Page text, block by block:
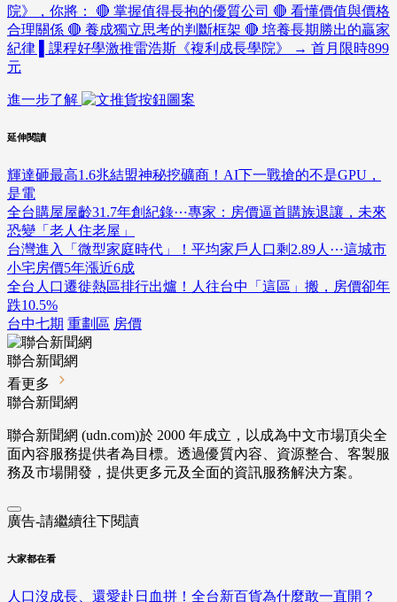
院》，你將： 🔴 掌握值得長抱的優質公司 🔴 看懂價值與價格
合理關係 🔴 養成獨立思考的判斷框架 🔴 培養長期勝出的贏家
紀律 ▌課程好學激推雷浩斯《複利成長學院》 → 首月限時899
元
進一步了解
延伸閱讀
輝達砸最高1.6兆結盟神秘挖礦商！AI下一戰搶的不是GPU，
是電
全台購屋屋齡31.7年創紀錄⋯專家：房價逼首購族退讓，未來
恐變「老人住老屋」
台灣進入「微型家庭時代」！平均家戶人口剩2.89人⋯這城市
小宅房價5年漲近6成
全台人口遷徙熱區排行出爐！人往台中「這區」搬，房價卻年
跌10.5%
台中七期 重劃區 房價
聯合新聞網
看更多
聯合新聞網
聯合新聞網 (udn.com)於 2000 年成立，以成為中文市場頂尖全
面內容服務提供者為目標。透過優質內容、資源整合、客製服
務及市場開發，提供更多元及全面的資訊服務解決方案。
廣告-請繼續往下閱讀
大家都在看
人口沒成長、還愛赴日血拼！全台新百貨為什麼敢一直開？